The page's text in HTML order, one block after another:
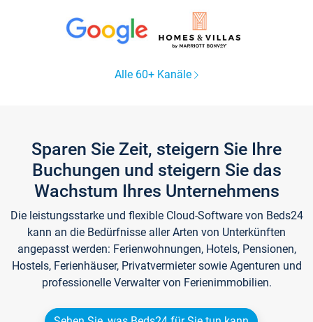
Alle 60+ Kanäle
Sparen Sie Zeit, steigern Sie Ihre
Buchungen und steigern Sie das
Wachstum Ihres Unternehmens
Die leistungsstarke und flexible Cloud-Software von Beds24
kann an die Bedürfnisse aller Arten von Unterkünften
angepasst werden: Ferienwohnungen, Hotels, Pensionen,
Hostels, Ferienhäuser, Privatvermieter sowie Agenturen und
professionelle Verwalter von Ferienimmobilien.